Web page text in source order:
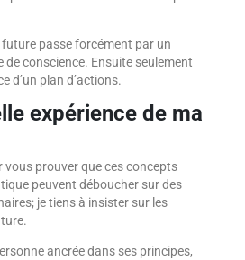
passe forcément par un
conscience. Ensuite seulement
d’un plan d’actions.
expérience de ma
vous prouver que ces concepts
peuvent déboucher sur des
je tiens à insister sur les
ancrée dans ses principes,